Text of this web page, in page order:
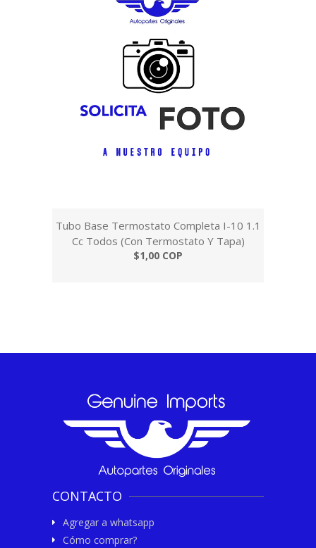
Tubo Base Termostato Completa I-10 1.1
Cc Todos (Con Termostato Y Tapa)
$1,00 COP
CONTACTO
Agregar a whatsapp
Cómo comprar?